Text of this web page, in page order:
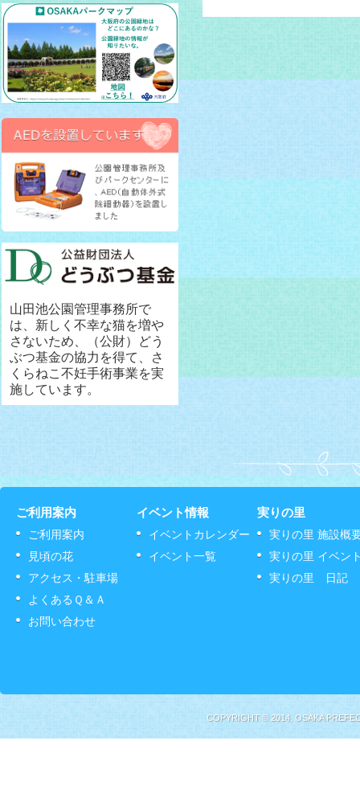
山田池公園管理事務所で
は、新しく不幸な猫を増や
さないため、（公財）どう
ぶつ基金の協力を得て、さ
くらねこ不妊手術事業を実
施しています。
ご利用案内
ご利用案内
見頃の花
アクセス・駐車場
よくあるＱ＆Ａ
お問い合わせ
イベント情報
イベントカレンダー
イベント一覧
実りの里
実りの里 施設概
実りの里 イベン
実りの里 日記
COPYRIGHT © 2014. OSAKA